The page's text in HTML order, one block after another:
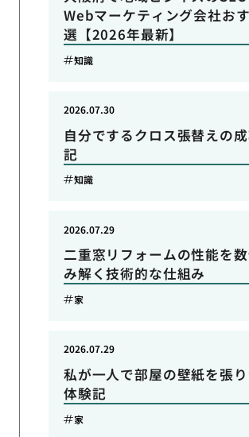
Webマーケティング会社お
選【2026年最新】
知識
自分でするクロス張替えの
記
2026.07.30
知識
二重窓リフォームの性能を
み解く技術的な仕組み
2026.07.29
家
私が一人で部屋の壁紙を張
体験記
2026.07.29
家